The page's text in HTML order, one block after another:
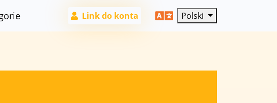
Link do konta Polski